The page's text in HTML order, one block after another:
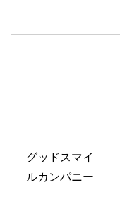
グッドスマイ
ルカンパニー